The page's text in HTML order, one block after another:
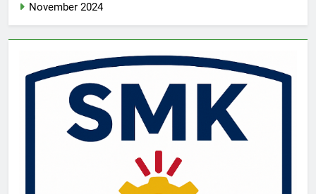
November 2024